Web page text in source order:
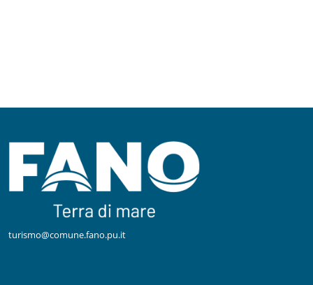
turismo@comune.fano.pu.it